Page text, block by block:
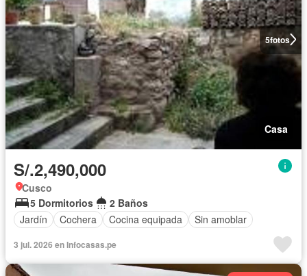
5fotos
Casa
S/.2,490,000
Cusco
5 Dormitorios
2 Baños
Jardín
Cochera Cocina equipada Sin amoblar
3 jul. 2026 en Infocasas.pe